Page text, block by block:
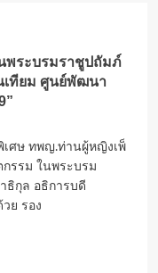
พระบรมราชูปถัมภ์
เทียม ศูนย์พัฒนา
เศษ ทพญ.ท่านผู้หญิงเพ็
รรม ในพระบรม
ธิกุล อธิการบดี
ย รอง